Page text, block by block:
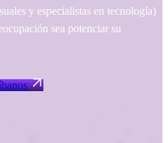
y especialistas en tecnología)
sea potenciar su